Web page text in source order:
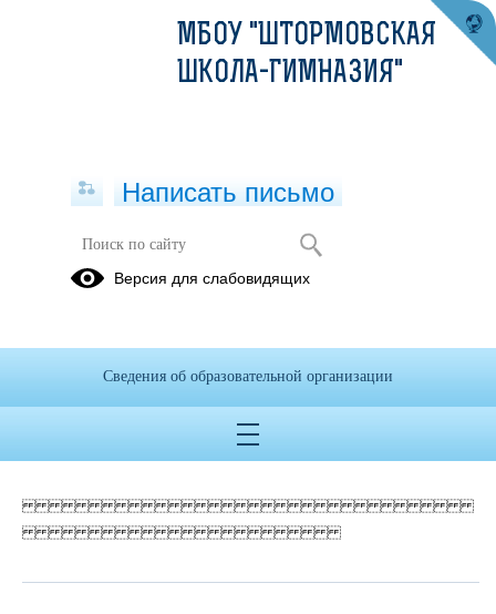
Приказ Минпросвещения от
Опубликовано на сайте
МБОУ "ШТОРМОВСКАЯ
ШКОЛА-ГИМНАЗИЯ"
Написать письмо
Версия для слабовидящих
Сведения об образовательной организации